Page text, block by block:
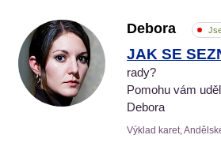
Debora
JAK SE
rady?
Pomohu vám
Debora
Výklad karet,